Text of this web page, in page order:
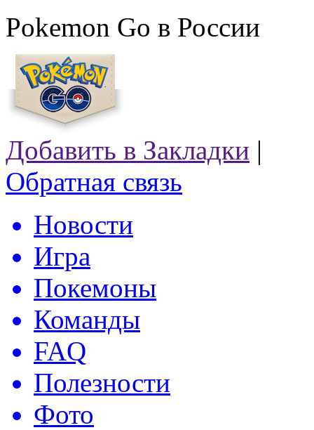
Pokemon Go в России
Добавить в Закладки |
Обратная связь
Новости
Игра
Покемоны
Команды
FAQ
Полезности
Фото